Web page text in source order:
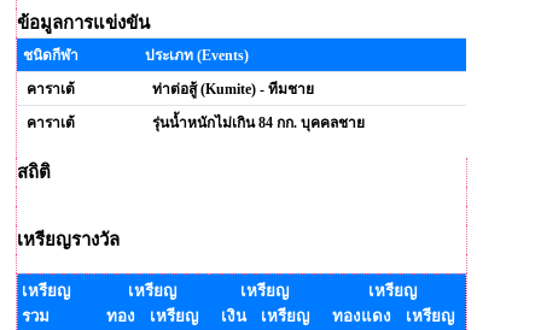
ข้อมูลการแข่งขัน
ชนิดกีฬา
ประเภท (Events)
คาราเต้
ท่าต่อสู้ (Kumite) - ทีมชาย
คาราเต้
รุ่นน้ำหนักไม่เกิน 84 กก. บุคคลชาย
สถิติ
เหรียญรางวัล
เหรียญ
รวม
เหรียญ
ทอง เหรียญ
เหรียญ
เงิน เหรียญ
เหรียญ
ทองแดง เหรียญ